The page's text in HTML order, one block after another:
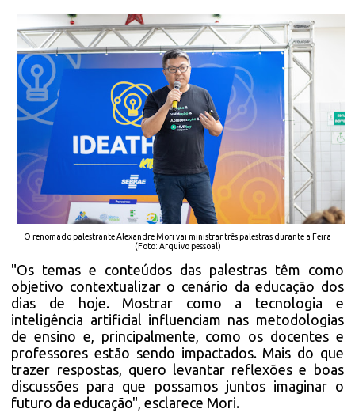
O renomado palestrante Alexandre Mori vai ministrar três palestras durante a Feira
(Foto: Arquivo pessoal)
"Os temas e conteúdos das palestras têm como
objetivo contextualizar o cenário da educação dos
dias de hoje. Mostrar como a tecnologia e
inteligência artificial influenciam nas metodologias
de ensino e, principalmente, como os docentes e
professores estão sendo impactados. Mais do que
trazer respostas, quero levantar reflexões e boas
discussões para que possamos juntos imaginar o
futuro da educação", esclarece Mori.